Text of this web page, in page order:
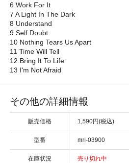
6 Work For It
7 A Light In The Dark
8 Understand
9 Self Doubt
10 Nothing Tears Us Apart
11 Time Will Tell
12 Bring It To Life
13 I'm Not Afraid
その他の詳細情報
販売価格 1,590円(税込)
型番 mri-03900
在庫状況 売り切れ中